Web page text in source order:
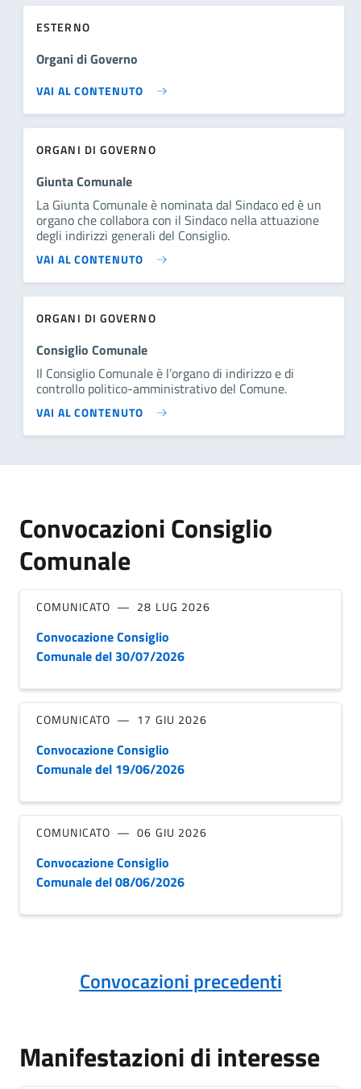
ESTERNO
Organi di Governo
VAI AL CONTENUTO
ORGANI DI GOVERNO
Giunta Comunale
La Giunta Comunale è nominata dal Sindaco ed è un
organo che collabora con il Sindaco nella attuazione
degli indirizzi generali del Consiglio.
VAI AL CONTENUTO
ORGANI DI GOVERNO
Consiglio Comunale
Il Consiglio Comunale è l’organo di indirizzo e di
controllo politico-amministrativo del Comune.
VAI AL CONTENUTO
Convocazioni Consiglio
Comunale
COMUNICATO 28 LUG 2026
Convocazione Consiglio
Comunale del 30/07/2026
COMUNICATO 17 GIU 2026
Convocazione Consiglio
Comunale del 19/06/2026
COMUNICATO 06 GIU 2026
Convocazione Consiglio
Comunale del 08/06/2026
Convocazioni precedenti
Manifestazioni di interesse